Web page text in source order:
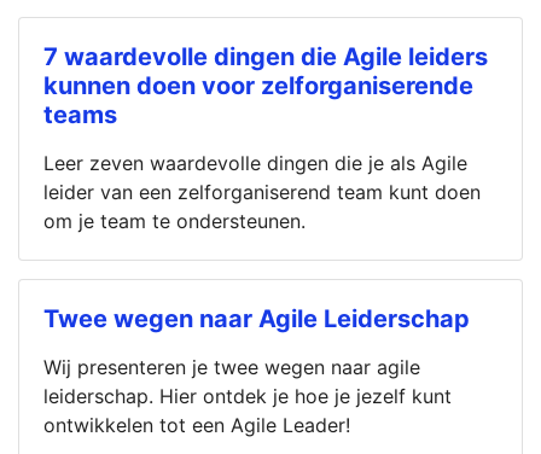
7 waardevolle dingen die Agile leiders
kunnen doen voor zelforganiserende
teams
Leer zeven waardevolle dingen die je als Agile
leider van een zelforganiserend team kunt doen
om je team te ondersteunen.
Twee wegen naar Agile Leiderschap
Wij presenteren je twee wegen naar agile
leiderschap. Hier ontdek je hoe je jezelf kunt
ontwikkelen tot een Agile Leader!